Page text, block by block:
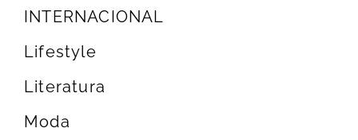
INTERNACIONAL
Lifestyle
Literatura
Moda